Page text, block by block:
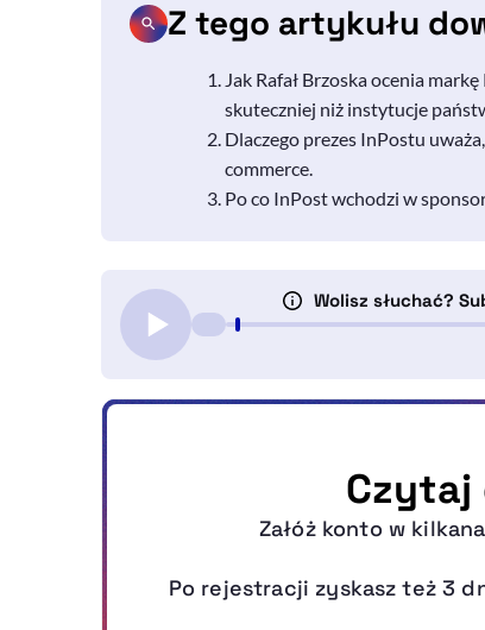
Z tego artykułu
Jak Rafał Brzoska ocenia
skuteczniej niż instytucje
Dlaczego prezes InPostu
commerce.
Po co InPost wchodzi w